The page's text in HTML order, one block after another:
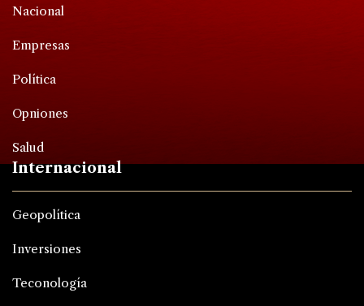
Nacional
Empresas
Política
Opniones
Salud
Internacional
Geopolítica
Inversiones
Teconología